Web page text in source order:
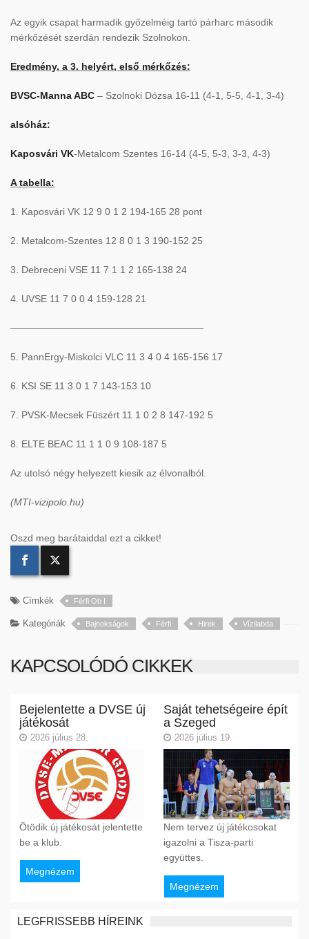
Az egyik csapat harmadik győzelméig tartó párharc második
mérkőzését szerdán rendezik Szolnokon.
Eredmény, a 3. helyért, első mérkőzés:
BVSC-Manna ABC – Szolnoki Dózsa 16-11 (4-1, 5-5, 4-1, 3-4)
alsóház:
Kaposvári VK-Metalcom Szentes 16-14 (4-5, 5-3, 3-3, 4-3)
A tabella:
1. Kaposvári VK 12 9 0 1 2 194-165 28 pont
2. Metalcom-Szentes 12 8 0 1 3 190-152 25
3. Debreceni VSE 11 7 1 1 2 165-138 24
4. UVSE 11 7 0 0 4 159-128 21
————————————————————
5. PannErgy-Miskolci VLC 11 3 4 0 4 165-156 17
6. KSI SE 11 3 0 1 7 143-153 10
7. PVSK-Mecsek Füszért 11 1 0 2 8 147-192 5
8. ELTE BEAC 11 1 1 0 9 108-187 5
Az utolsó négy helyezett kiesik az élvonalból.
(MTI-vizipolo.hu)
Oszd meg barátaiddal ezt a cikket!
Címkék Férfi Ob I
Kategóriák Bajnokságok Férfi Hirek Vízilabda
KAPCSOLÓDÓ CIKKEK
Bejelentette a DVSE új
játékosát
2026 július 28.
Ötödik új játékosát jelentette
be a klub.
Megnézem
Saját tehetségeire épít
a Szeged
2026 július 19.
Nem tervez új játékosokat
igazolni a Tisza-parti
együttes.
Megnézem
LEGFRISSEBB HÍREINK